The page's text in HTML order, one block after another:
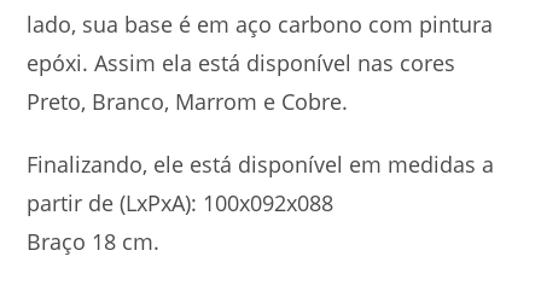
lado, sua base é em aço carbono com pintura
epóxi. Assim ela está disponível nas cores
Preto, Branco, Marrom e Cobre.
Finalizando, ele está disponível em medidas a
partir de (LxPxA): 100x092x088
Braço 18 cm.